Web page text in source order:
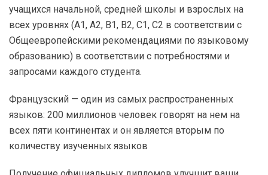
учащихся начальной, средней школы и взрослых на
всех уровнях (A1, A2, B1, B2, C1, C2 в соответствии с
Общеевропейскими рекомендациями по языковому
образованию) в соответствии с потребностями и
запросами каждого студента.
Французский — один из самых распространенных
языков: 200 миллионов человек говорят на нем на
всех пяти континентах и он является вторым по
количеству изученных языков